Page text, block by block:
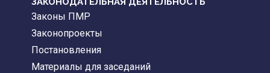
Законы ПМР
Законопроекты
Постановления
Материалы для заседаний